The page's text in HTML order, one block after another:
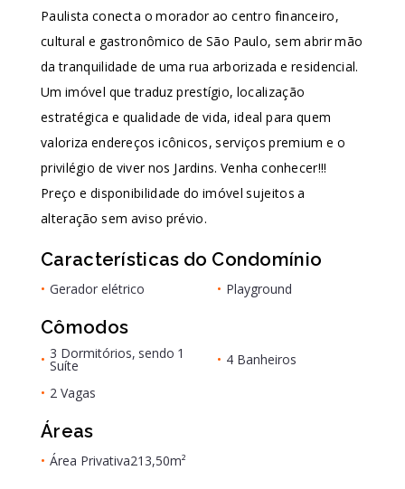
Paulista conecta o morador ao centro financeiro,
cultural e gastronômico de São Paulo, sem abrir mão
da tranquilidade de uma rua arborizada e residencial.
Um imóvel que traduz prestígio, localização
estratégica e qualidade de vida, ideal para quem
valoriza endereços icônicos, serviços premium e o
privilégio de viver nos Jardins. Venha conhecer!!!
Preço e disponibilidade do imóvel sujeitos a
alteração sem aviso prévio.
Características do Condomínio
• Gerador elétrico • Playground
Cômodos
• 3 Dormitórios, sendo 1
Suíte • 4 Banheiros
• 2 Vagas
Áreas
• Área Privativa213,50m²